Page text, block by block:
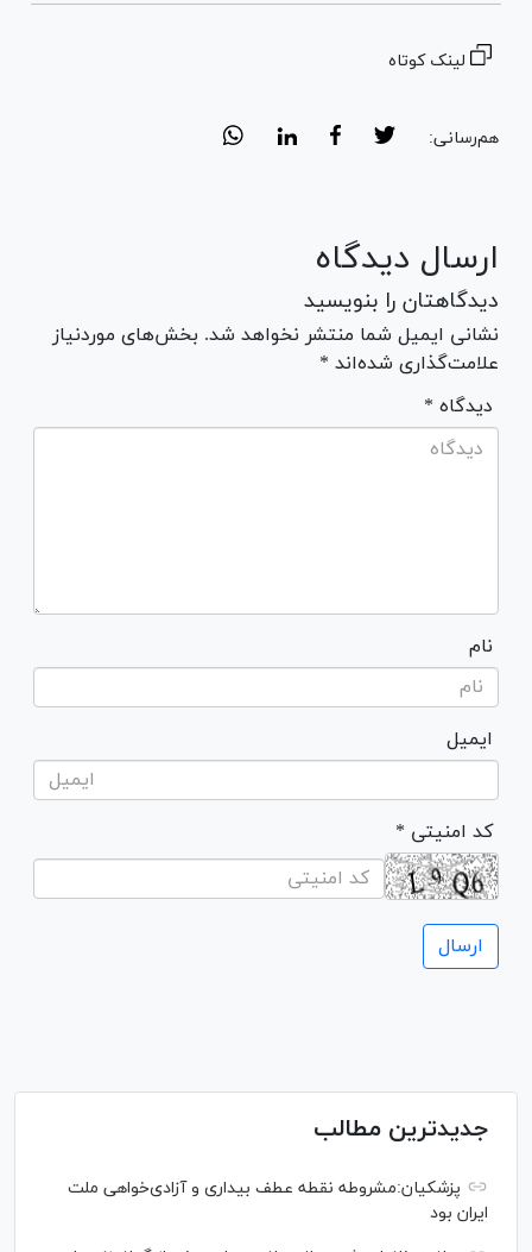
لینک کوتاه
هم‌رسانی:
ارسال دیدگاه
دیدگاهتان را بنویسید
نشانی ایمیل شما منتشر نخواهد شد. بخش‌های موردنیاز
علامت‌گذاری شده‌اند *
* دیدگاه
نام
ایمیل
* کد امنیتی
جدیدترین مطالب
پزشکیان:مشروطه نقطه عطف بیداری و آزادی‌خواهی ملت
ایران بود